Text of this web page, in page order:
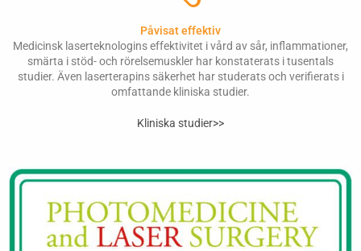
Påvisat effektiv
Medicinsk laserteknologins effektivitet i vård av sår, inflammationer,
smärta i stöd- och rörelsemuskler har konstaterats i tusentals
studier. Även laserterapins säkerhet har studerats och verifierats i
omfattande kliniska studier.
Kliniska studier>>